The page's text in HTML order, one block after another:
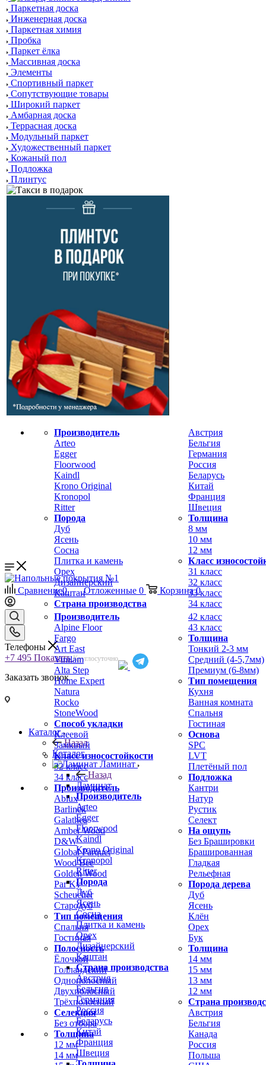
Паркетная доска
Инженерная доска
Паркетная химия
Пробка
Паркет ёлка
Массивная доска
Элементы
Спортивный паркет
Сопутствующие товары
Широкий паркет
Амбарная доска
Террасная доска
Модульный паркет
Художественный паркет
Кожаный пол
Подложка
Плинтус
Производитель
Arteo
Egger
Floorwood
Kaindl
Krono Original
Kronopol
Ritter
Порода
Дуб
Ясень
Сосна
Плитка и камень
Орех
Дизайнерский
Каштан
Страна производства
Австрия
Бельгия
Германия
Россия
Беларусь
Китай
Франция
Швеция
Толщина
8 мм
10 мм
12 мм
Класс
31 класс
32 класс
33 класс
34 класс
Производитель
Alpine Floor
Fargo
Art East
Vinilam
Alta Step
Home Expert
Natura
Rocko
StoneWood
Способ укладки
Клеевой
Замквый
Класс износостойкости
32 класс
34 класс
42 класс
43 класс
Толщина
Тонкий 2-3 мм
Средний (4-5,7мм)
Премиум (6-8мм)
Тип помещения
Кухня
Ванная комната
Спальня
Гостиная
Основа
SPC
LVT
Плетёный пол
Подложка
Производитель
Ablux
Barlinek
Galathea
Amber Wood
D&W
Global Parquet
Wood Bee
Golden Wood
Par Ky
Scheucher
Стародуб
Тип помещения
Спальня
Гостиная
Полосность
Ёлочкой
Голландский
Однополосный
Двухполосный
Трёхполосный
Селекция
Без отбора
Кантри
Натур
Рустик
Селект
На ощупь
Без Брашировки
Брашированная
Гладкая
Рельефная
Порода дерева
Дуб
Ясень
Клён
Орех
Бук
Толщина
14 мм
15 мм
13 мм
12 мм
Страна
Австрия
Бельгия
Толщина
12 мм
14 мм
Канада
Россия
Польша
Сравнение0 Отложенные 0 Корзина 0
Телефоны
+7 495 Показать Круглосуточно
Заказать звонок
Каталог
Назад
Каталог
Ламинат
Назад
Ламинат
Производитель
Arteo
Egger
Floorwood
Kaindl
Krono Original
Kronopol
Ritter
Порода
Дуб
Ясень
Сосна
Плитка и камень
Орех
Дизайнерский
Каштан
Страна производства
Австрия
Бельгия
Германия
Россия
Беларусь
Китай
Франция
Швеция